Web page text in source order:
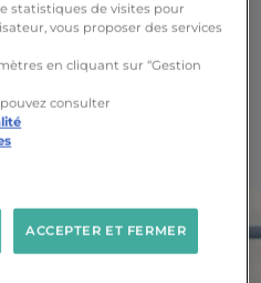
aux risques liés à
réglementations et
vigueur
préventives contre les
statistiques de visites pour
vous proposer des services
en cliquant sur “Gestion
consulter
ACCEPTER ET FERMER